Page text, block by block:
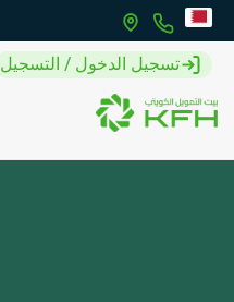
تسجيل الدخول / التسجيل